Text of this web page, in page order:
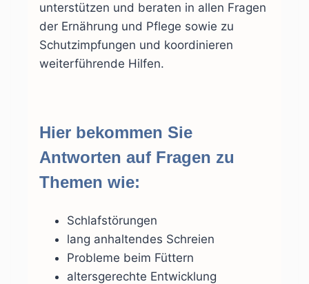
unterstützen und beraten in allen Fragen
der Ernährung und Pflege sowie zu
Schutzimpfungen und koordinieren
weiterführende Hilfen.
Hier bekommen Sie
Antworten auf Fragen zu
Themen wie:
Schlafstörungen
lang anhaltendes Schreien
Probleme beim Füttern
altersgerechte Entwicklung